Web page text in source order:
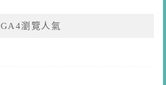
GA4瀏覽人氣